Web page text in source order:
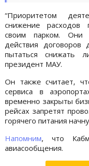
“Приоритетом
снижение расходов
своим парком. Они
действия договоров
пытаться снижать
президент МАУ.
Он также считает,
сервиса в
временно закрыты
рейсах запретят
горячего питания
Напомним, что
авиасообщения.